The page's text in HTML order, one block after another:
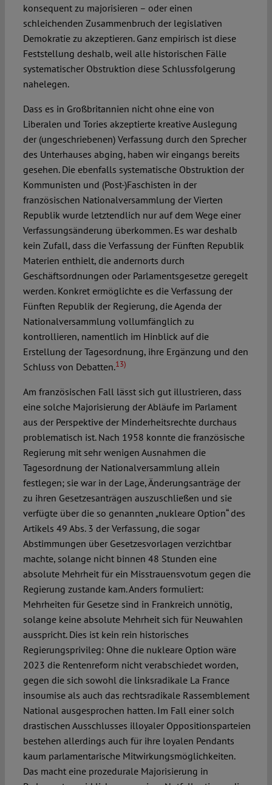
konsequent zu majorisieren – oder einen
schleichenden Zusammenbruch der legislativen
Demokratie zu akzeptieren. Ganz empirisch ist diese
Feststellung deshalb, weil alle historischen Fälle
systematischer Obstruktion diese Schlussfolgerung
nahelegen.
Dass es in Großbritannien nicht ohne eine von
Liberalen und Tories akzeptierte kreative Auslegung
der (ungeschriebenen) Verfassung durch den Sprecher
des Unterhauses abging, haben wir eingangs bereits
gesehen. Die ebenfalls systematische Obstruktion der
Kommunisten und (Post-)Faschisten in der
französischen Nationalversammlung der Vierten
Republik wurde letztendlich nur auf dem Wege einer
Verfassungsänderung überkommen. Es war deshalb
kein Zufall, dass die Verfassung der Fünften Republik
Materien enthielt, die andernorts durch
Geschäftsordnungen oder Parlamentsgesetze geregelt
werden. Konkret ermöglichte es die Verfassung der
Fünften Republik der Regierung, die Agenda der
Nationalversammlung vollumfänglich zu
kontrollieren, namentlich im Hinblick auf die
Erstellung der Tagesordnung, ihre Ergänzung und den
Schluss von Debatten.13)
Am französischen Fall lässt sich gut illustrieren, dass
eine solche Majorisierung der Abläufe im Parlament
aus der Perspektive der Minderheitsrechte durchaus
problematisch ist. Nach 1958 konnte die französische
Regierung mit sehr wenigen Ausnahmen die
Tagesordnung der Nationalversammlung allein
festlegen; sie war in der Lage, Änderungsanträge der
zu ihren Gesetzesanträgen auszuschließen und sie
verfügte über die so genannten „nukleare Option“ des
Artikels 49 Abs. 3 der Verfassung, die sogar
Abstimmungen über Gesetzesvorlagen verzichtbar
machte, solange nicht binnen 48 Stunden eine
absolute Mehrheit für ein Misstrauensvotum gegen die
Regierung zustande kam. Anders formuliert:
Mehrheiten für Gesetze sind in Frankreich unnötig,
solange keine absolute Mehrheit sich für Neuwahlen
ausspricht. Dies ist kein rein historisches
Regierungsprivileg: Ohne die nukleare Option wäre
2023 die Rentenreform nicht verabschiedet worden,
gegen die sich sowohl die linksradikale La France
insoumise als auch das rechtsradikale Rassemblement
National ausgesprochen hatten. Im Fall einer solch
drastischen Ausschlusses illoyaler Oppositionsparteien
bestehen allerdings auch für ihre loyalen Pendants
kaum parlamentarische Mitwirkungsmöglichkeiten.
Das macht eine prozedurale Majorisierung in